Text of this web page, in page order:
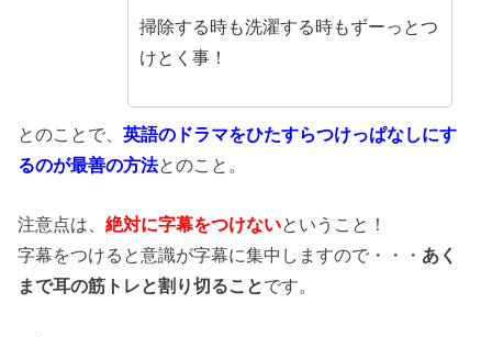
掃除する時も洗濯する時もずーっとつ
けとく事！
とのことで、英語のドラマをひたすらつけっぱなしにす
るのが最善の方法とのこと。
注意点は、絶対に字幕をつけないということ！
字幕をつけると意識が字幕に集中しますので・・・ あく
まで耳の筋トレと割り切ることです。